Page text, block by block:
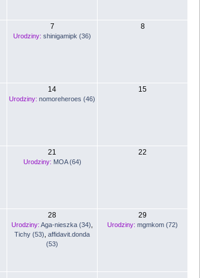
7
Urodziny: shinigamipk (36)
8
14
Urodziny: nomoreheroes (46)
15
21
Urodziny: MOA (64)
22
28
Urodziny: Aga-nieszka (34)
Tichy (53) affidavit.donda
(53)
29
Urodziny: mgmkom (72)